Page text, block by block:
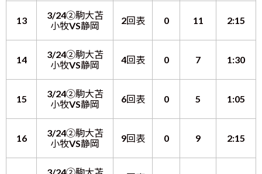
13
3/24②駒大苫
小牧VS静岡
2回表 0 11 2:15
14
3/24②駒大苫
小牧VS静岡
4回表 0 7 1:30
15
3/24②駒大苫
小牧VS静岡
6回表 0 5 1:05
16
3/24②駒大苫
小牧VS静岡
9回表 0 9 2:15
3/24②駒大苫